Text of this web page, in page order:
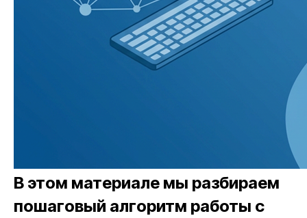
В этом материале мы разбираем
пошаговый алгоритм работы с